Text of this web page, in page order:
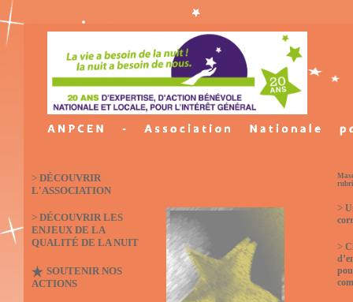
> DÉCOUVRIR
L'ASSOCIATION
> DÉCOUVRIR LES
ENJEUX DE LA
QUALITÉ DE LA NUIT
SOUTENIR NOS
ACTIONS
>
>